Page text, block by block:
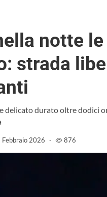
notte
strada
delicato durato oltre dodici
Febbraio 2026 - 876